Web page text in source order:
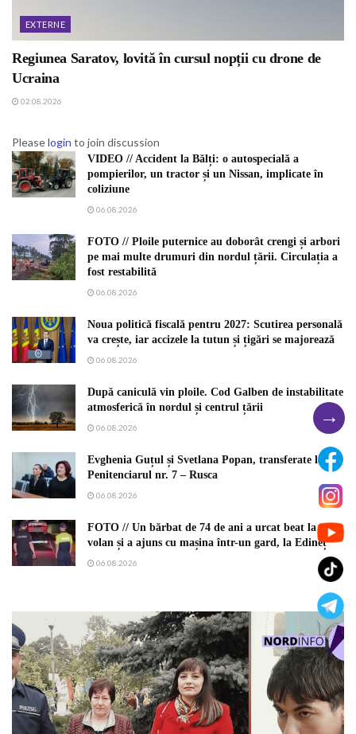
EXTERNE
Regiunea Saratov, lovită în cursul nopții cu drone de
Ucraina
02.08.2026
Pleaselogin to join discussion
VIDEO // Accident la Bălți: o autospecială a
pompierilor, un tractor și un Nissan, implicate în
coliziune
06.08.2026
FOTO // Ploile puternice au doborât crengi și arbori
pe mai multe drumuri din nordul țării. Circulația a
fost restabilită
06.08.2026
Noua politică fiscală pentru 2027: Scutirea personală
va crește, iar accizele la tutun și țigări se majorează
06.08.2026
După caniculă vin ploile. Cod Galben de instabilitate
atmosferică în nordul și centrul țării
06.08.2026
Evghenia Guțul și Svetlana Popan, transferate la
Penitenciarul nr. 7 – Rusca
06.08.2026
FOTO // Un bărbat de 74 de ani a urcat beat la
volan și a ajuns cu mașina într-un gard, la Edineț
06.08.2026
→